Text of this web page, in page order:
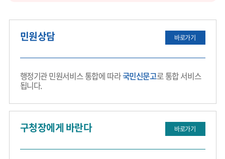
민원상담 바로가기
행정기관 민원서비스 통합에 따라국민신문고로 통합 서비스
됩니다.
구청장에게 바란다 바로가기